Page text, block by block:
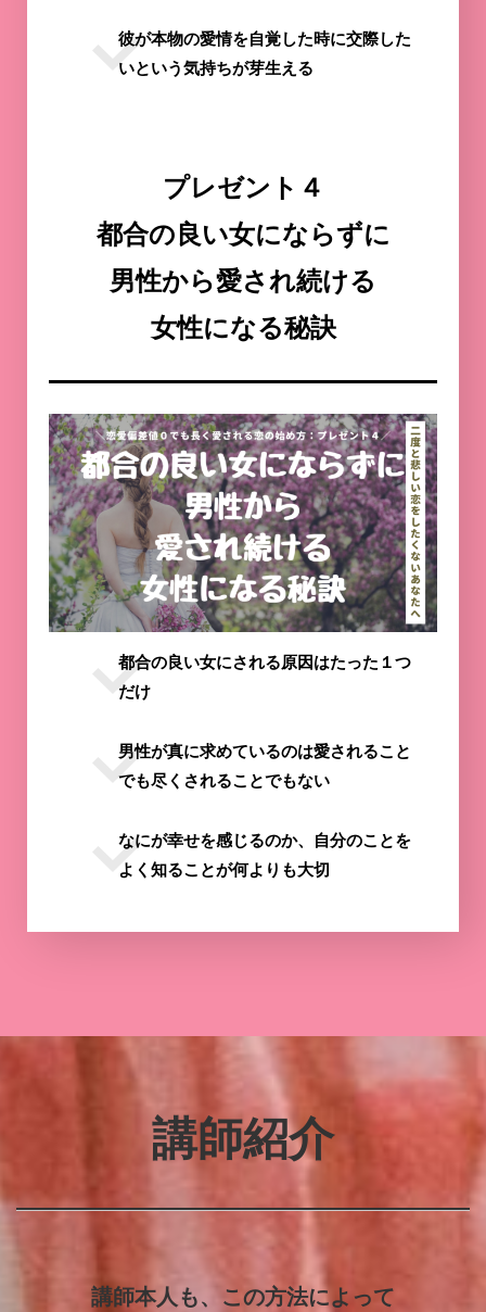
彼が本物の愛情を自覚した時に交際した
いという気持ちが芽生える
プレゼント４
都合の良い女にならずに
男性から愛され続ける
女性になる秘訣
都合の良い女にされる原因はたった１つ
だけ
男性が真に求めているのは愛されること
でも尽くされることでもない
なにが幸せを感じるのか、自分のことを
よく知ることが何よりも大切
講師紹介
講師本人も、この方法によって